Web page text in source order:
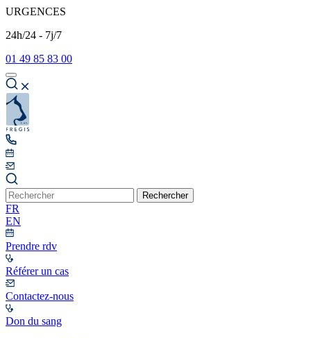
URGENCES
24h/24 - 7j/7
01 49 85 83 00
Rechercher
FR
EN
Prendre rdv
Référer un cas
Contactez-nous
Don du sang